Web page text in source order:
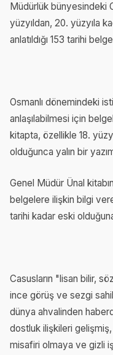
Müdürlük bünyesindeki
yüzyıldan, 20. yüzyıla
anlatıldığı 153 tarihi
Osmanlı dönemindeki
anlaşılabilmesi için
kitapta, özellikle 18.
olduğunca yalın bir
Genel Müdür Ünal
belgelere ilişkin bilgi
tarihi kadar eski
Casusların "lisan bilir,
ince görüş ve sezgi
dünya ahvalinden
dostluk ilişkileri
misafiri olmaya ve gizli